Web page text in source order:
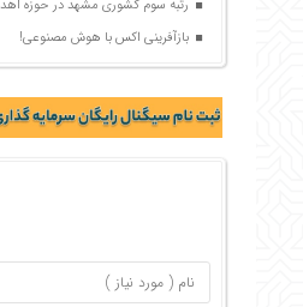
رتبه سوم کشوری مشهد در حوزه
بازآفرینی اکس با هوش مصنوعی!